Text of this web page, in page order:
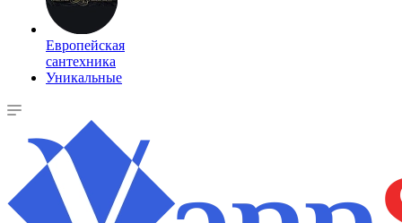
Европейская
сантехника
Уникальные